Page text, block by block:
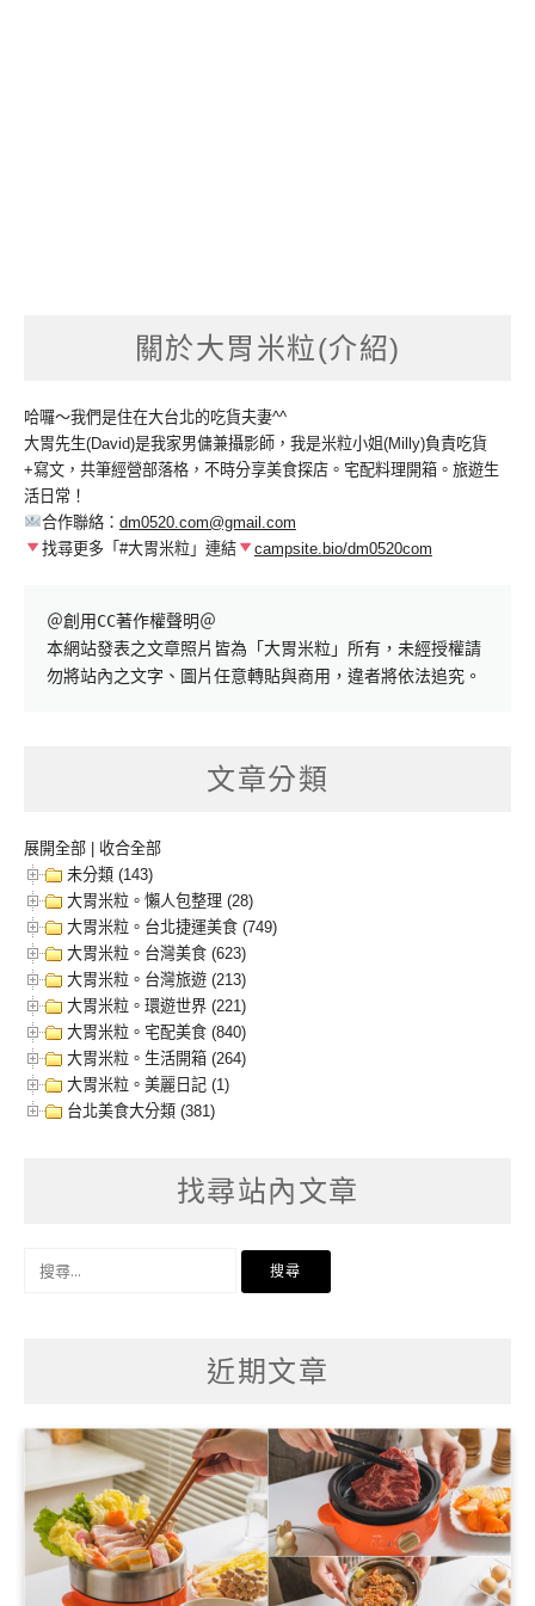
關於大胃米粒(介紹)
哈囉～我們是住在大台北的吃貨夫妻^^
大胃先生(David)是我家男傭兼攝影師，我是米粒小姐(Milly)負責吃貨
+寫文，共筆經營部落格，不時分享美食探店。宅配料理開箱。旅遊生
活日常！
合作聯絡： dm0520.com@gmail.com
找尋更多「#大胃米粒」連結
campsite.bio/dm0520com
＠創用CC著作權聲明＠
本網站發表之文章照片皆為「大胃米粒」所有，未經授權請
勿將站內之文字、圖片任意轉貼與商用，違者將依法追究。
文章分類
展開全部 | 收合全部
未分類 (143)
大胃米粒。懶人包整理 (28)
大胃米粒。台北捷運美食 (749)
大胃米粒。台灣美食 (623)
大胃米粒。台灣旅遊 (213)
大胃米粒。環遊世界 (221)
大胃米粒。宅配美食 (840)
大胃米粒。生活開箱 (264)
大胃米粒。美麗日記 (1)
台北美食大分類 (381)
找尋站內文章
近期文章